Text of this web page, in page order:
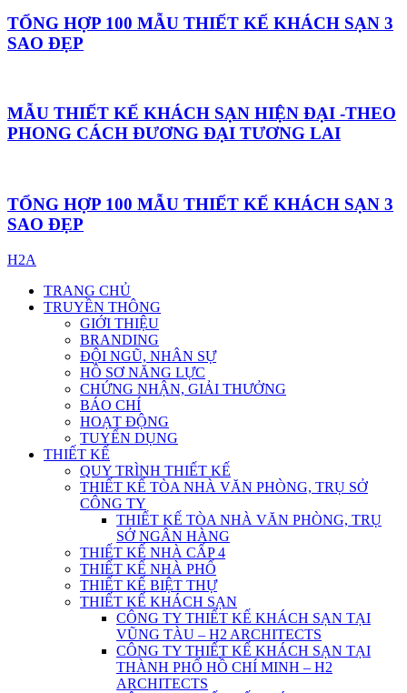
TỔNG HỢP 100 MẪU THIẾT KẾ KHÁCH SẠN 3
SAO ĐẸP
MẪU THIẾT KẾ KHÁCH SẠN HIỆN ĐẠI -THEO
PHONG CÁCH ĐƯƠNG ĐẠI TƯƠNG LAI
TỔNG HỢP 100 MẪU THIẾT KẾ KHÁCH SẠN 3
SAO ĐẸP
H2A
TRANG CHỦ
TRUYỀN THÔNG
GIỚI THIỆU
BRANDING
ĐỘI NGŨ, NHÂN SỰ
HỒ SƠ NĂNG LỰC
CHỨNG NHẬN, GIẢI THƯỞNG
BÁO CHÍ
HOẠT ĐỘNG
TUYỂN DỤNG
THIẾT KẾ
QUY TRÌNH THIẾT KẾ
THIẾT KẾ TÒA NHÀ VĂN PHÒNG, TRỤ SỞ
CÔNG TY
THIẾT KẾ TÒA NHÀ VĂN PHÒNG, TRỤ
SỞ NGÂN HÀNG
THIẾT KẾ NHÀ CẤP 4
THIẾT KẾ NHÀ PHỐ
THIẾT KẾ BIỆT THỰ
THIẾT KẾ KHÁCH SẠN
CÔNG TY THIẾT KẾ KHÁCH SẠN TẠI
VŨNG TÀU – H2 ARCHITECTS
CÔNG TY THIẾT KẾ KHÁCH SẠN TẠI
THÀNH PHỐ HỒ CHÍ MINH – H2
ARCHITECTS